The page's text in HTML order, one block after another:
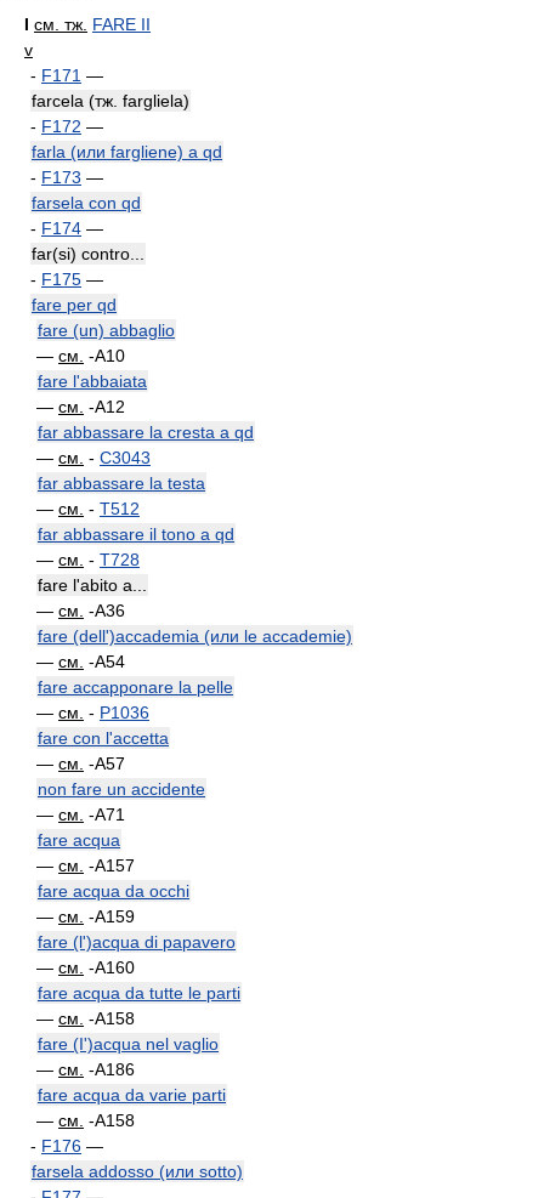
I см. тж. FARE II
v
- F171 —
farcela (тж. fargliela)
- F172 —
farla (или fargliene) a qd
- F173 —
farsela con qd
- F174 —
far(si) contro...
- F175 —
fare per qd
fare (un) abbaglio
— см. -A10
fare l'abbaiata
— см. -A12
far abbassare la cresta a qd
— см. - C3043
far abbassare la testa
— см. - T512
far abbassare il tono a qd
— см. - T728
fare l'abito a...
— см. -A36
fare (dell')accademia (или le accademie)
— см. -A54
fare accapponare la pelle
— см. - P1036
fare con l'accetta
— см. -A57
non fare un accidente
— см. -A71
fare acqua
— см. -A157
fare acqua da occhi
— см. -A159
fare (l')acqua di papavero
— см. -A160
fare acqua da tutte le parti
— см. -A158
fare (I')acqua nel vaglio
— см. -A186
fare acqua da varie parti
— см. -A158
- F176 —
farsela addosso (или sotto)